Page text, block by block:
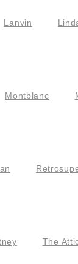
Lanvin
Montblanc
The